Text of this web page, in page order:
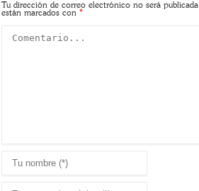
Tu dirección de correo electrónico no será publicada.
están marcados con*